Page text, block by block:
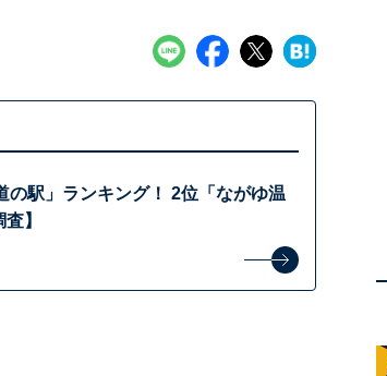
駅」ランキング！ 2位「ながゆ温
】